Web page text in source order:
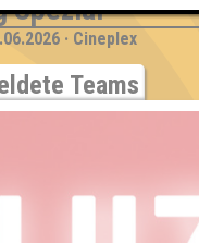
Spezial
· Cineplex
Teams